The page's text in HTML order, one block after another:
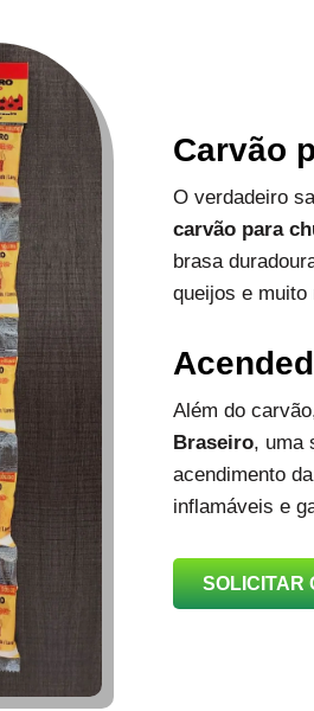
Carvão
O verdadeiro
carvão para
brasa
queijos e muito
Além do
Braseiro, uma
acendimento
inflamáveis e
SOLICITAR